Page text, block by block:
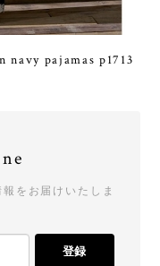
pajamas p1713
をお届けいたしま
登録